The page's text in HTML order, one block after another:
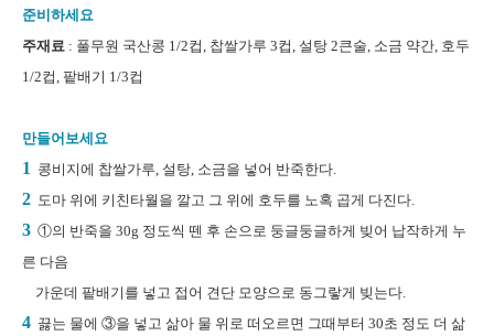
준비하세요
주재료 : 풀무원 국산콩 1/2컵, 찹쌀가루 3컵, 설탕 2큰술, 소금 약간, 호두
1/2컵, 팥배기 1/3컵
만들어보세요
1 콩비지에 찹쌀가루, 설탕, 소금을 넣어 반죽한다.
2 도마 위에 키친타월을 깔고 그 위에 호두를 노혹 곱게 다진다.
3 ①의 반죽을 30g 정도씩 뗀 후 손으로 둥글둥글하게 빚어 납작하게 누
른 다음
가운데 팥배기를 넣고 접어 견단 모양으로 동그랗게 빚는다.
4 끓는 물에 ③을 넣고 삶아 물 위로 떠오르면 그때부터 30초 정도 더 삶